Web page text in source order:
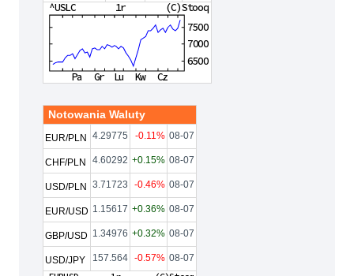
Notowania Waluty
EUR/PLN 4.29775 -0.11% 08-07
CHF/PLN 4.60292 +0.15% 08-07
USD/PLN 3.71723 -0.46% 08-07
EUR/USD 1.15617 +0.36% 08-07
GBP/USD 1.34976 +0.32% 08-07
USD/JPY 157.564 -0.57% 08-07